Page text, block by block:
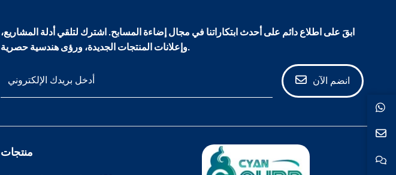
ابقَ على اطلاع دائم على أحدث ابتكاراتنا في مجال إضاءة المسابح. اشترك لتلقي أدلة المشاريع،
وإعلانات المنتجات الجديدة، ورؤى هندسية حصرية.
انضم الآن
منتجات